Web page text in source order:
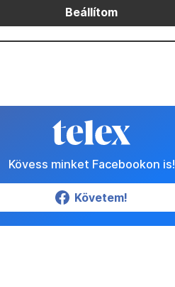
Beállítom
Kövess minket Facebookon is!
Követem!